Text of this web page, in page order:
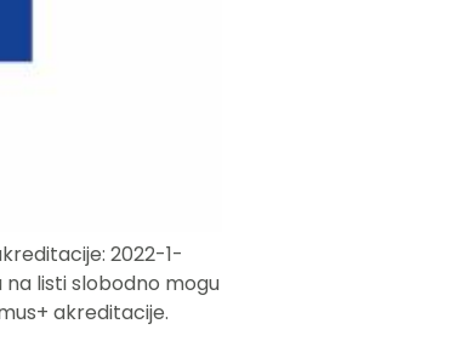
2022-1-
na listi slobodno mogu
akreditacije.